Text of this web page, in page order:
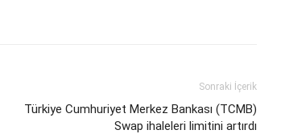
Sonraki İçerik
Türkiye Cumhuriyet Merkez Bankası (TCMB)
Swap ihaleleri limitini artırdı